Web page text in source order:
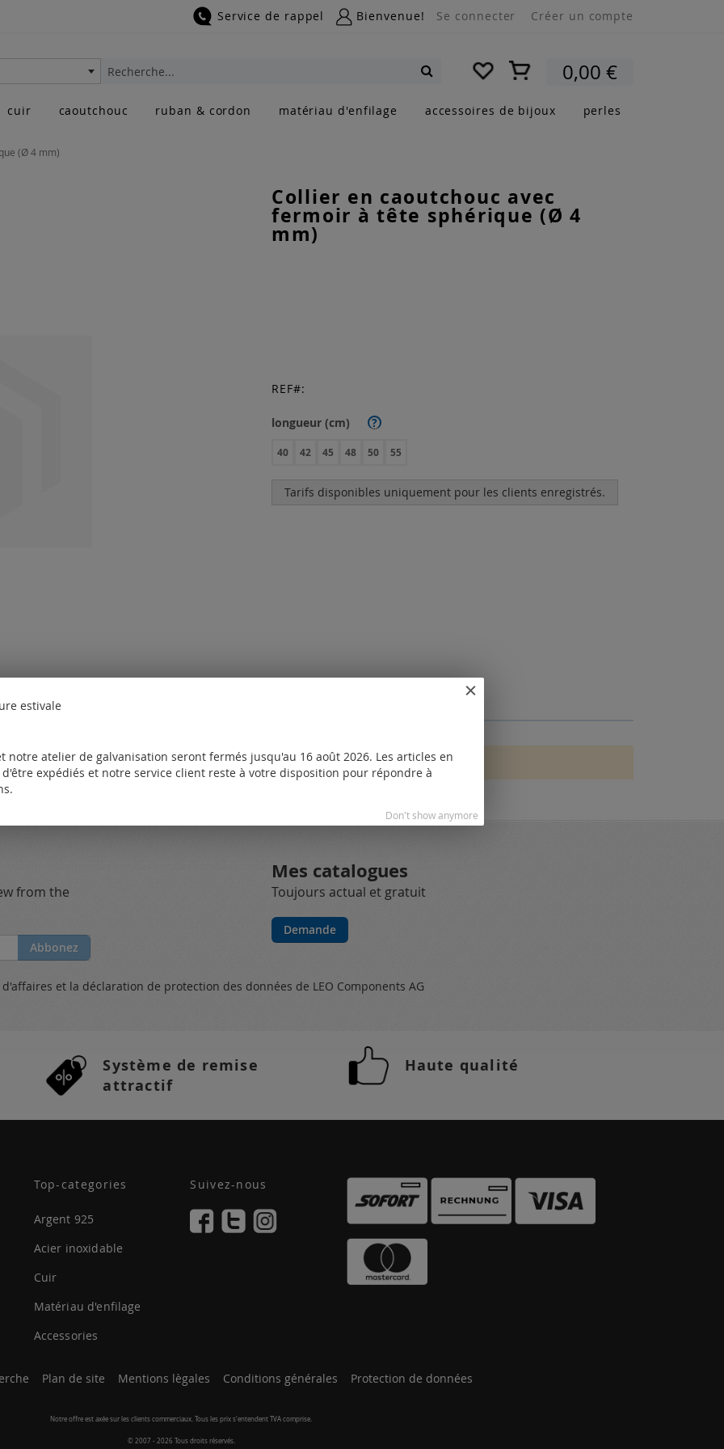
Service de rappel Bienvenue! Se connecter Créer un compte
Mon panier0,00 €
Rechercher
cuir caoutchouc ruban & cordon matériau d'enfilage accessoires de bijoux perles
(Ø 4 mm)
Collier en caoutchouc avec
fermoir à tête sphérique (Ø 4
mm)
longueur (cm) ?
40 42 45 48 50 55
Tarifs disponibles uniquement pour les clients enregistrés.
REF
questions. Veuillezvous connecteroucréer un compte
from the
Abbonez
Mes catalogues
Toujours actual et gratuit
Demande
d'affaires et la déclaration de protection des données de LEO Components AG
Système de remise
attractif
Haute qualité
Top-categories
Argent 925
Acier inoxidable
Cuir
Matériau d'enfilage
Accessories
Suivez-nous
Plan de site Mentions lègales Conditions générales Protection de données
Notre offre est axée sur les clients commerciaux. Tous les prix s'entendent TVA comprise.
© 2007 - 2026 Tous droits réservés.
estivale
notre atelier de galvanisation seront fermés jusqu'au 16 août 2026. Les articles en
expédiés et notre service client reste à votre disposition pour répondre à
Don't show anymore